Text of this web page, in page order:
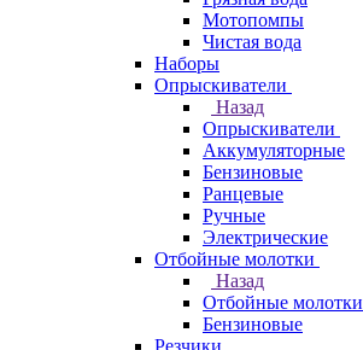
Мотопомпы
Чистая вода
Наборы
Опрыскиватели
Назад
Опрыскиватели
Аккумуляторные
Бензиновые
Ранцевые
Ручные
Электрические
Отбойные молотки
Назад
Отбойные молотки
Бензиновые
Резчики